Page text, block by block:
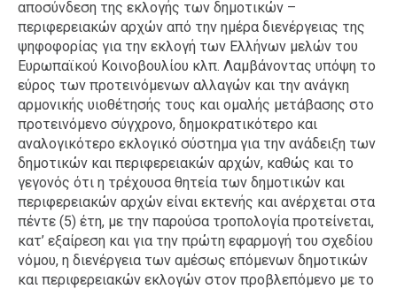
αποσύνδεση της εκλογής των δημοτικών –
περιφερειακών αρχών από την ημέρα διενέργειας της
ψηφοφορίας για την εκλογή των Ελλήνων μελών του
Ευρωπαϊκού Κοινοβουλίου κλπ. Λαμβάνοντας υπόψη το
εύρος των προτεινόμενων αλλαγών και την ανάγκη
αρμονικής υιοθέτησής τους και ομαλής μετάβασης στο
προτεινόμενο σύγχρονο, δημοκρατικότερο και
αναλογικότερο εκλογικό σύστημα για την ανάδειξη των
δημοτικών και περιφερειακών αρχών, καθώς και το
γεγονός ότι η τρέχουσα θητεία των δημοτικών και
περιφερειακών αρχών είναι εκτενής και ανέρχεται στα
πέντε (5) έτη, με την παρούσα τροπολογία προτείνεται,
κατ’ εξαίρεση και για την πρώτη εφαρμογή του σχεδίου
νόμου, η διενέργεια των αμέσως επόμενων δημοτικών
και περιφερειακών εκλογών στον προβλεπόμενο με το